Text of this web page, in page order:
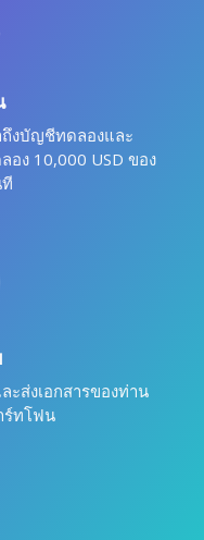
ถึงบัญชีทดลองและ
อง 10,000 USD ของ
ส่งเอกสารของท่าน
ร์ทโฟน